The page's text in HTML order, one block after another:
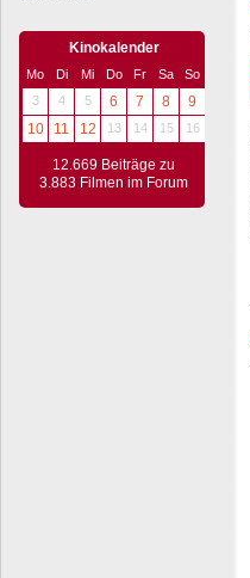
Kinokalender
Mo Di Mi Do Fr Sa
So
3
4 5 6 7 8
9
10
11 12 13 14 15 16
12.669 Beiträge zu
3.883 Filmen im Forum